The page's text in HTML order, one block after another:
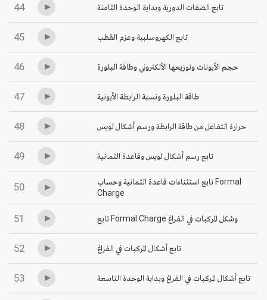
44 تابع الصفات الدورية وبداية الوحدة الثامنة
45 تابع الكهروسلبية وعزم القطب
46 حجم الأيونات وتوزيعها الألكتروني وطاقة البلورة
47 طاقة البلورة ونسبة الرابطة الأيونية
48 حرارة التفاعل من طاقة الرابطة ورسم أشكال لويس
49 تابع رسم أشكال لويس وقاعدة الثمانية
50
تابع استثناءات قاعدة الثمانية وحساب Formal
Charge
51 تابع Formal Charge وشكل المركبات في الفراغ
52 تابع أشكال المركبات في الفراغ
53 تابع أشكال المركبات في الفراغ وبداية الوحدة التاسعة